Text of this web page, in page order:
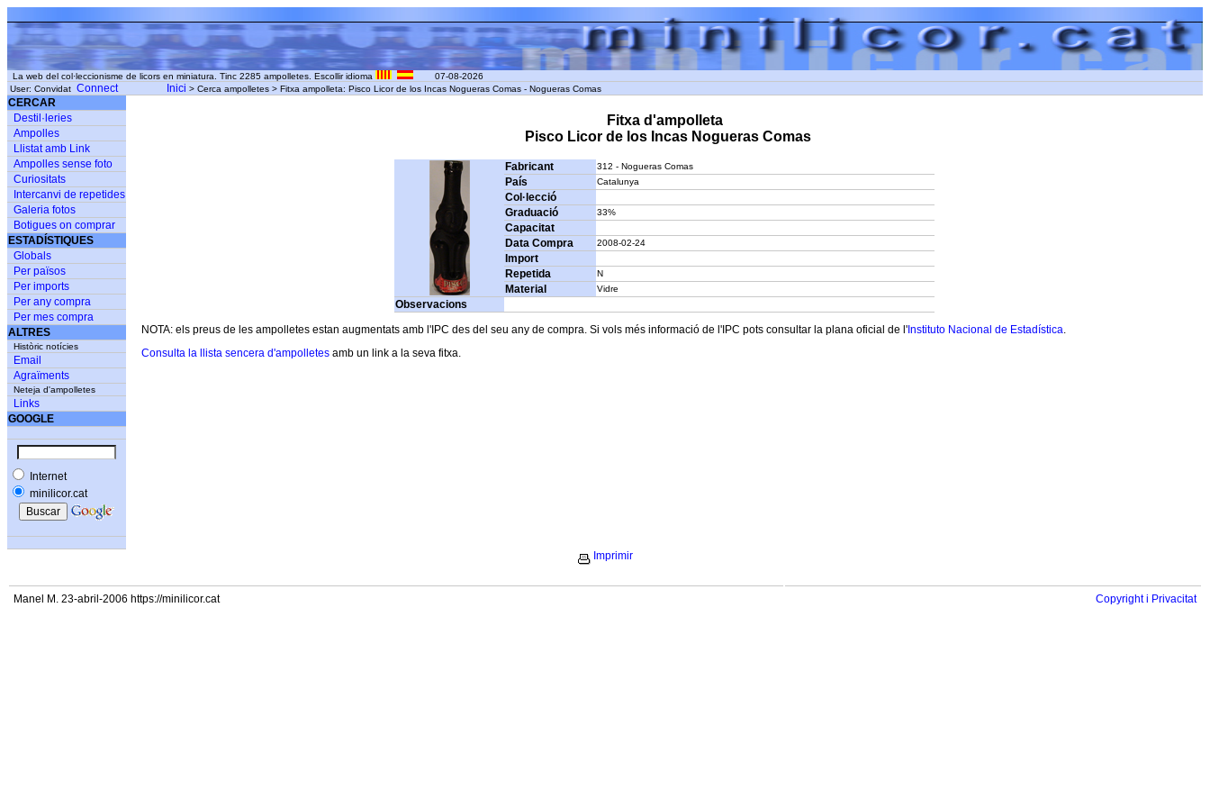
La web del col·leccionisme de licors en miniatura. Tinc 2285 ampolletes. Escollir idioma
07-08-2026
User: Convidat Connect Inici > Cerca ampolletes > Fitxa ampolleta: Pisco Licor de los Incas Nogueras Comas - Nogueras Comas
CERCAR
Destil·leries
Ampolles
Llistat amb Link
Ampolles sense foto
Curiositats
Intercanvi de repetides
Galeria fotos
Botigues on comprar
ESTADÍSTIQUES
Globals
Per països
Per imports
Per any compra
Per mes compra
ALTRES
Històric notícies
Email
Agraïments
Neteja d'ampolletes
Links
GOOGLE
Internet
minilicor.cat
Fitxa d'ampolleta
Pisco Licor de los Incas Nogueras Comas
Fabricant 312 - Nogueras Comas
País Catalunya
Col·lecció
Graduació
33%
Capacitat
Data Compra
2008-02-24
Import
Repetida
N
Material Vidre
Observacions
NOTA: els preus de les ampolletes estan augmentats amb l'IPC des del seu any de compra. Si vols més informació de l'IPC pots consultar la plana oficial de l' Instituto Nacional de Estadística.
Consulta la llista sencera d'ampolletes amb un link a la seva fitxa.
Imprimir
Manel M. 23-abril-2006 https://minilicor.cat Copyright i Privacitat